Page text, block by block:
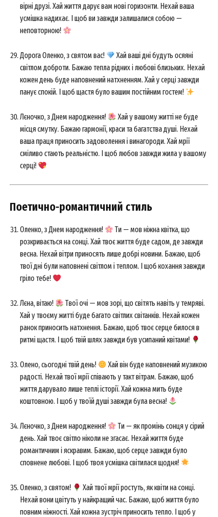
News Week
Magazine PRO
Company
About
Contact us
вірні друзі. Хай життя дарує вам нові горизонти. Нехай ваша
усмішка надихає. І щоб ви завжди залишалися собою —
неповторною!
Дорога Оленко, з святом вас!
Хай ваші дні будуть осяяні
світлом доброти. Бажаю тепла рідних і любові близьких. Нехай
кожен день буде наповнений натхненням. Хай у серці завжди
панує спокій. І щоб щастя було вашим постійним гостем!
Лєночко, з Днем народження!
Хай у вашому житті не буде
місця смутку. Бажаю гармонії, краси та багатства душі. Нехай
ваша праця приносить задоволення і винагороди. Хай мрії
сміливо стають реальністю. І щоб любов завжди жила у вашому
серці!
Поетично-романтичний стиль
Оленко, з Днем народження!
Ти — мов ніжна квітка, що
розкривається на сонці. Хай твоє життя буде садом, де завжди
весна. Нехай вітри приносять лише добрі новини. Бажаю, щоб
твої дні були наповнені світлом і теплом. І щоб кохання завжди
гріло тебе!
Лєна, вітаю!
Твої очі — мов зорі, що світять навіть у темряві.
Хай у твоєму житті буде багато світлих світанків. Нехай кожен
ранок приносить натхнення. Бажаю, щоб твоє серце билося в
ритмі щастя. І щоб твій шлях завжди був усипаний квітами!
Олено, сьогодні твій день!
Хай він буде наповнений музикою
радості. Нехай твої мрії співають у такт вітрам. Бажаю, щоб
життя дарувало лише теплі історії. Хай кожна мить буде
коштовною. І щоб у твоїй душі завжди була весна!
Лєночко, з Днем народження!
Ти — як промінь сонця у сірий
день. Хай твоє світло ніколи не згасає. Нехай життя буде
романтичним і яскравим. Бажаю, щоб серце завжди було
сповнене любові. І щоб твоя усмішка світилася щодня!
Оленко, з святом!
Хай твої мрії ростуть, як квіти на сонці.
Нехай вони цвітуть у найкращий час. Бажаю, щоб життя було
повним ніжності. Хай кожна зустріч приносить тепло. І щоб у